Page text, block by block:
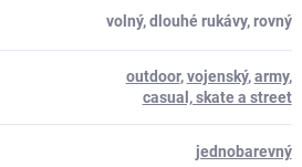
volný, dlouhé rukávy, rovný
outdoor,vojenský,army,
casual, skate a street
jednobarevný